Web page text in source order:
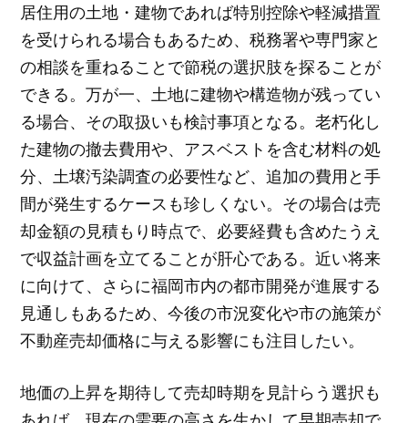
居住用の土地・建物であれば特別控除や軽減措置
を受けられる場合もあるため、税務署や専門家と
の相談を重ねることで節税の選択肢を探ることが
できる。万が一、土地に建物や構造物が残ってい
る場合、その取扱いも検討事項となる。老朽化し
た建物の撤去費用や、アスベストを含む材料の処
分、土壌汚染調査の必要性など、追加の費用と手
間が発生するケースも珍しくない。その場合は売
却金額の見積もり時点で、必要経費も含めたうえ
で収益計画を立てることが肝心である。近い将来
に向けて、さらに福岡市内の都市開発が進展する
見通しもあるため、今後の市況変化や市の施策が
不動産売却価格に与える影響にも注目したい。
地価の上昇を期待して売却時期を見計らう選択も